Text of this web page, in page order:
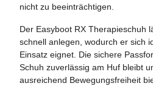
nicht zu beeinträchtigen.
Der Easyboot RX Therapieschuh
schnell anlegen, wodurch er sich
Einsatz eignet. Die sichere
Schuh zuverlässig am Huf bleibt
ausreichend Bewegungsfreiheit